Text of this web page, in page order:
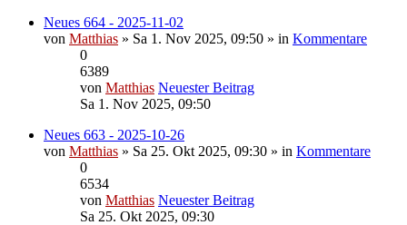
Neues 664 - 2025-11-02
von Matthias » Sa 1. Nov 2025, 09:50 » in Kommentare
0
6389
von Matthias Neuester Beitrag
Sa 1. Nov 2025, 09:50
Neues 663 - 2025-10-26
von Matthias » Sa 25. Okt 2025, 09:30 » in Kommentare
0
6534
von Matthias Neuester Beitrag
Sa 25. Okt 2025, 09:30